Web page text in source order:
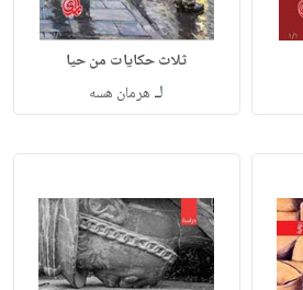
ثلاث حكايات من حيا
لـ هرمان هسه